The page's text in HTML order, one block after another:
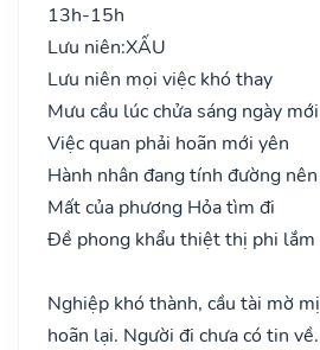
13h-15h
Lưu niên:XẤU
Lưu niên mọi việc khó thay
Mưu cầu lúc chửa sáng ngày
Việc quan phải hoãn mới yên
Hành nhân đang tính đường
Mất của phương Hỏa tìm đi
Đề phong khẩu thiệt thị phi lắm
Nghiệp khó thành, cầu tài mờ
hoãn lại. Người đi chưa có tin